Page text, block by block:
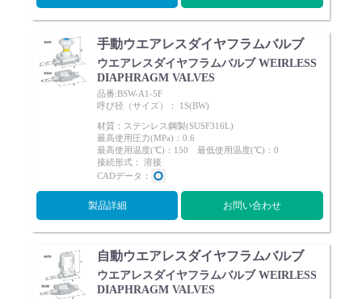
手動ウエアレスダイヤフラムバルブ
ウエアレスダイヤフラムバルブ WEIRLESS
DIAPHRAGM VALVES
品番:BSW-A1-5F
呼び径（サイズ）： 1S(BW)
材質：ステンレス鋼製(SUSF316L)
最高使用圧力(MPa)：0.6
最高使用温度(℃)：150 最低使用温度(℃)：0
接続形式： 溶接
CADデータ：
製品詳細 お問い合わせ
自動ウエアレスダイヤフラムバルブ
ウエアレスダイヤフラムバルブ WEIRLESS
DIAPHRAGM VALVES